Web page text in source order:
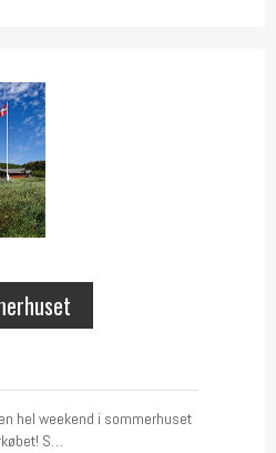
hel weekend i sommerhuset
S…